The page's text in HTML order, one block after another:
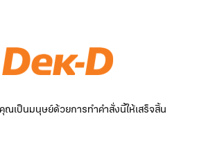
ณเป็นมนุษย์ด้วยการทำคำสั่งนี้ให้เสร็จสิ้น